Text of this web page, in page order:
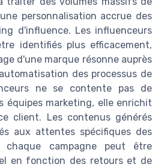
personnalisation accrue des
d'influence. Les influenceurs
identifiés plus efficacement,
d'une marque résonne auprès
des processus de
ne se contente pas de
équipes marketing, elle enrichit
client. Les contenus générés
aux attentes spécifiques des
chaque campagne peut être
en fonction des retours et de